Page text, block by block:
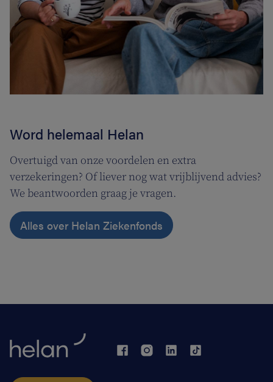
Word helemaal Helan
Overtuigd van onze voordelen en extra
verzekeringen? Of liever nog wat vrijblijvend advies?
We beantwoorden graag je vragen.
Alles over Helan Ziekenfonds